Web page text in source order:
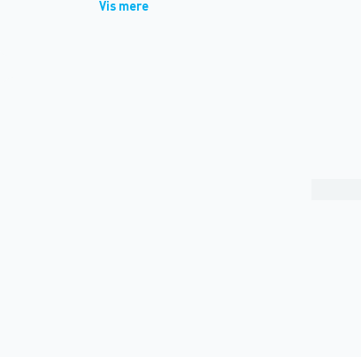
Vis mere